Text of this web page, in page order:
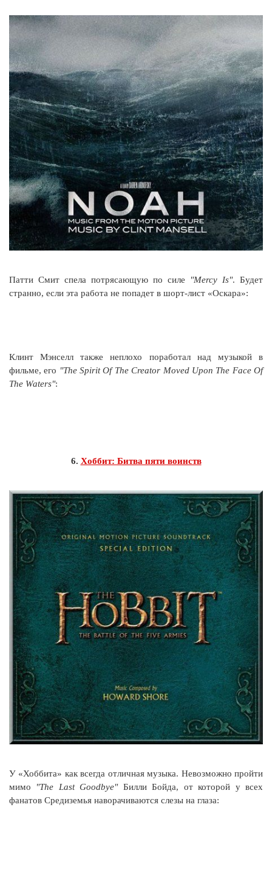
Патти Смит спела потрясающую по силе "Mercy Is". Будет
странно, если эта работа не попадет в шорт-лист «Оскара»:
Клинт Мэнселл также неплохо поработал над музыкой в
фильме, его "The Spirit Of The Creator Moved Upon The Face Of
The Waters":
6. Хоббит: Битва пяти воинств
У «Хоббита» как всегда отличная музыка. Невозможно пройти
мимо "The Last Goodbye"Билли Бойда, от которой у всех
фанатов Средиземья наворачиваются слезы на глаза: